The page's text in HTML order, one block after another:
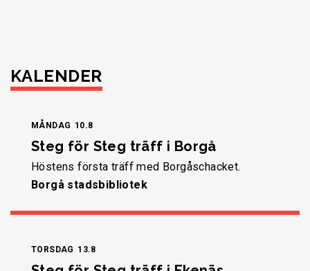
KALENDER
MÅNDAG 10.8
Steg för Steg träff i Borgå
Höstens första träff med Borgåschacket.
Borgå stadsbibliotek
TORSDAG 13.8